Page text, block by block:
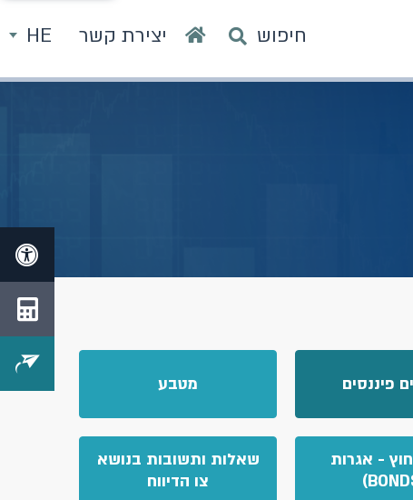
חיפוש יצירת קשר HE
פיננסים מטבע
- אגרות
שאלות ותשובות בנושא
צו הדיווח